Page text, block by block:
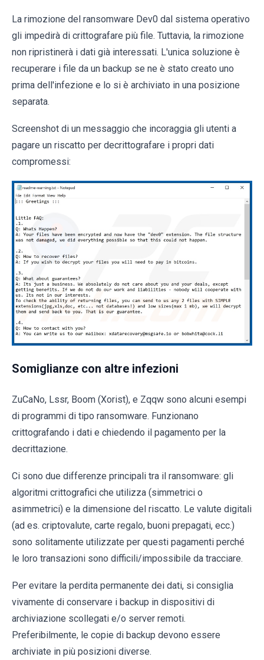
La rimozione del ransomware Dev0 dal sistema operativo
gli impedirà di crittografare più file. Tuttavia, la rimozione
non ripristinerà i dati già interessati. L'unica soluzione è
recuperare i file da un backup se ne è stato creato uno
prima dell'infezione e lo si è archiviato in una posizione
separata.
Screenshot di un messaggio che incoraggia gli utenti a
pagare un riscatto per decrittografare i propri dati
compromessi:
Somiglianze con altre infezioni
ZuCaNo, Lssr, Boom (Xorist), e Zqqw sono alcuni esempi
di programmi di tipo ransomware. Funzionano
crittografando i dati e chiedendo il pagamento per la
decrittazione.
Ci sono due differenze principali tra il ransomware: gli
algoritmi crittografici che utilizza (simmetrici o
asimmetrici) e la dimensione del riscatto. Le valute digitali
(ad es. criptovalute, carte regalo, buoni prepagati, ecc.)
sono solitamente utilizzate per questi pagamenti perché
le loro transazioni sono difficili/impossibile da tracciare.
Per evitare la perdita permanente dei dati, si consiglia
vivamente di conservare i backup in dispositivi di
archiviazione scollegati e/o server remoti.
Preferibilmente, le copie di backup devono essere
archiviate in più posizioni diverse.